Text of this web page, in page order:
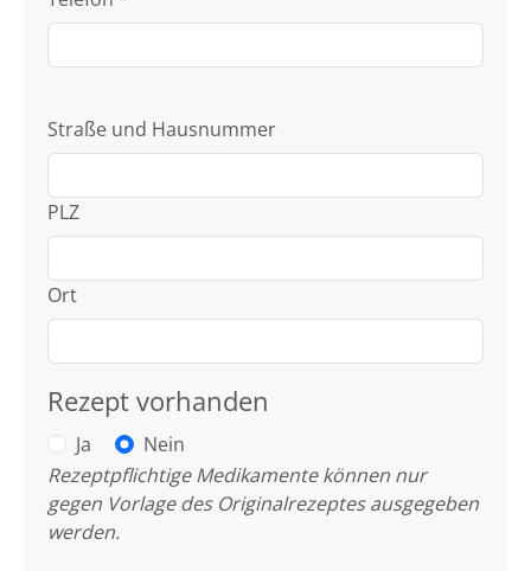
Straße und Hausnummer
PLZ
Ort
Rezept vorhanden
Ja
Nein
Rezeptpflichtige Medikamente können nur
gegen Vorlage des Originalrezeptes ausgegeben
werden.